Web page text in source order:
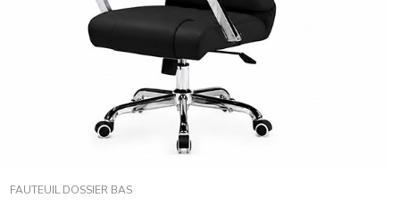
FAUTEUIL DOSSIER BAS